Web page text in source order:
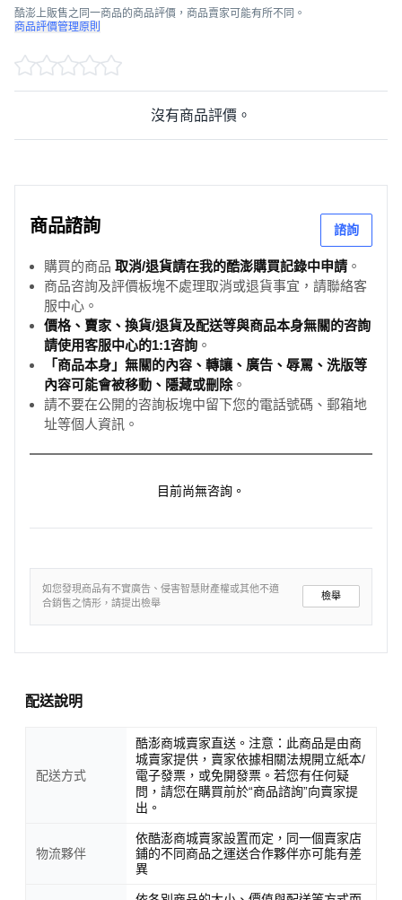
酷澎上販售之同一商品的商品評價，商品賣家可能有所不同。
商品評價管理原則
沒有商品評價。
商品諮詢 諮詢
購買的商品 取消/退貨請在我的酷澎購買記錄中申請 。
商品咨詢及評價板塊不處理取消或退貨事宜，請聯絡客
服中心。
價格、賣家、換貨/退貨及配送等與商品本身無關的咨詢
請使用客服中心的1:1咨詢 。
「商品本身」無關的內容、轉讓、廣告、辱罵、洗版等
內容可能會被移動、隱藏或刪除。
請不要在公開的咨詢板塊中留下您的電話號碼、郵箱地
址等個人資訊。
目前尚無咨詢。
如您發現商品有不實廣告、侵害智慧財產權或其他不適
合銷售之情形，請提出檢舉
檢舉
配送說明
配送方式
酷澎商城賣家直送。注意：此商品是由商
城賣家提供，賣家依據相關法規開立紙本/
電子發票，或免開發票。若您有任何疑
問，請您在購買前於“商品諮詢”向賣家提
出。
物流夥伴
依酷澎商城賣家設置而定，同一個賣家店
鋪的不同商品之運送合作夥伴亦可能有差
異